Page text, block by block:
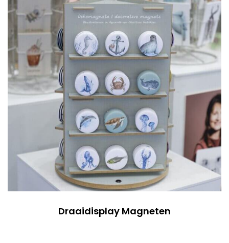
Draaidisplay Magneten